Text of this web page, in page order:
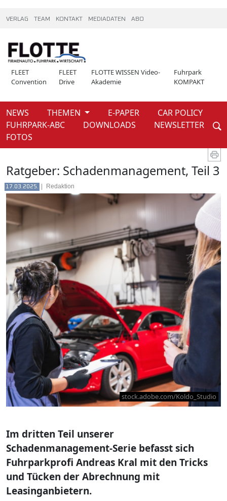
VERLAG TEAM KONTAKT MEDIADATEN ABO
FLEET
Convention
FLEET
Drive
FLOTTE WISSEN Video-
Akademie
Fuhrpark
KOMPAKT
NEWS THEMEN E-PAPER
CAR POLICY
FUHRPARK-ABC
DOWNLOADS
NEWSLETTER
FOTOS
Weiter
News
Ratgeber: Schadenmanagement, Teil 3
17.03.2025. Redaktion
stock.adobe.com/Koldo_Studio
Im dritten Teil unserer
Schadenmanagement-Serie befasst sich
Fuhrparkprofi Andreas Kral mit den Tricks
und Tücken der Abrechnung mit
Leasinganbietern.